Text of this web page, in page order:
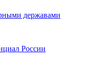
державами
России